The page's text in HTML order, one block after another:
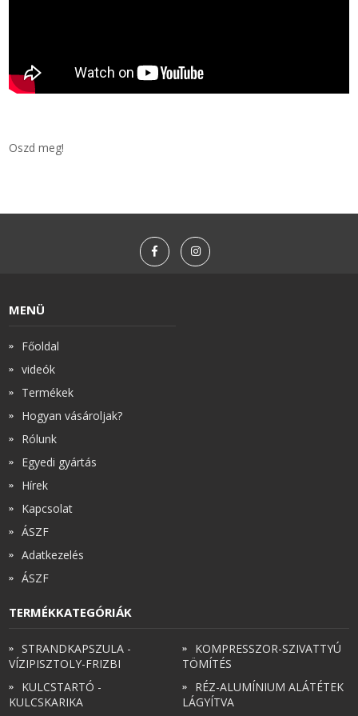
Oszd meg!
MENÜ
Főoldal
videók
Termékek
Hogyan vásároljak?
Rólunk
Egyedi gyártás
Hírek
Kapcsolat
ÁSZF
Adatkezelés
ÁSZF
TERMÉKKATEGÓRIÁK
STRANDKAPSZULA -
VÍZIPISZTOLY-FRIZBI
KULCSTARTÓ -
KULCSKARIKA
KOMPRESSZOR-SZIVATTYÚ
TÖMÍTÉS
RÉZ-ALUMÍNIUM ALÁTÉTEK
LÁGYÍTVA